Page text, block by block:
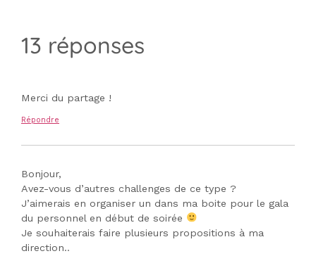
13 réponses
Merci du partage !
Répondre
Bonjour,
Avez-vous d’autres challenges de ce type ?
J’aimerais en organiser un dans ma boite pour le gala
du personnel en début de soirée
Je souhaiterais faire plusieurs propositions à ma
direction..